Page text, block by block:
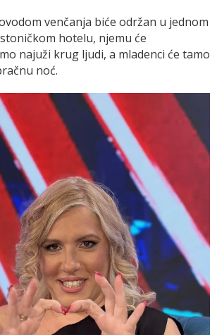
venčanja biće održan u jednom
hotelu, njemu će
najuži krug ljudi, a mladenci će tamo
noć.